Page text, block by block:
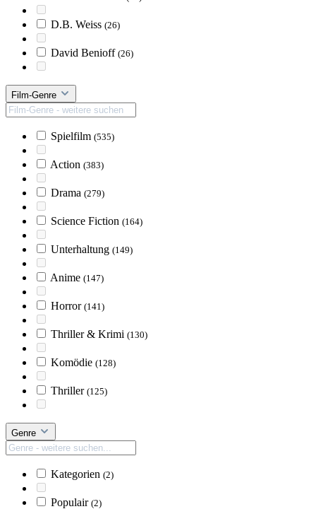
D.B. Weiss (26)
David Benioff (26)
Film-Genre
Spielfilm (535)
Action (383)
Drama (279)
Science Fiction (164)
Unterhaltung (149)
Anime (147)
Horror (141)
Thriller & Krimi (130)
Komödie (128)
Thriller (125)
Genre
Kategorien (2)
Populair (2)